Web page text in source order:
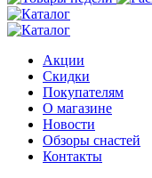
Акции
Скидки
Покупателям
О магазине
Новости
Обзоры снастей
Контакты